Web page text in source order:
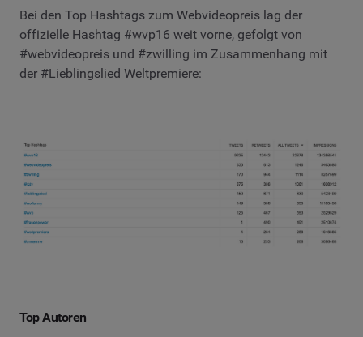
Bei den Top Hashtags zum Webvideopreis lag der
offizielle Hashtag #wvp16 weit vorne, gefolgt von
#webvideopreis und #zwilling im Zusammenhang mit
der #Lieblingslied Weltpremiere:
Top Autoren